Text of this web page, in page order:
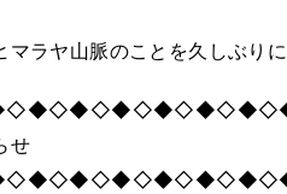
ラヤ山脈のことを久しぶり
せ